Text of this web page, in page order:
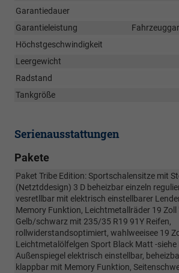
Garantiedauer
Garantieleistung
Höchstgeschwindigkeit
Leergewicht
Radstand
Tankgröße
Serienausstattungen
Pakete
Paket Tribe Edition: Sportschalensitze mit
(Netztddesign) 3 D beheizbar einzeln
vesretllbar mit elektrisch einstellbarer
Memory Funktion, Leichtmetallräder 19 Zoll
Gelb/schwarz mit 235/35 R19 91Y Reifen,
rollwiderstandsoptimiert, wahlweeisee 19
Leichtmetalölfelgen Sport Black Matt -siehe
Außenspiegel elektrisch einstellbar,
klappbar mit Memory Funktion,